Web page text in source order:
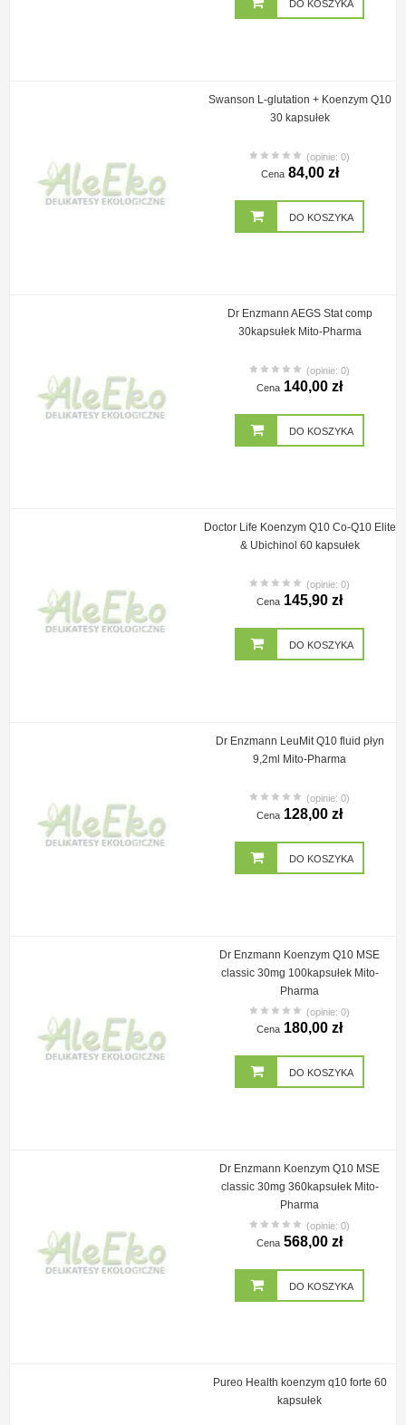
DO KOSZYKA
Swanson L-glutation + Koenzym Q10
30 kapsułek
(opinie: 0)
Cena 84,00 zł
DO KOSZYKA
Dr Enzmann AEGS Stat comp
30kapsułek Mito-Pharma
(opinie: 0)
Cena 140,00 zł
DO KOSZYKA
Doctor Life Koenzym Q10 Co-Q10 Elite
& Ubichinol 60 kapsułek
(opinie: 0)
Cena 145,90 zł
DO KOSZYKA
Dr Enzmann LeuMit Q10 fluid płyn
9,2ml Mito-Pharma
(opinie: 0)
Cena 128,00 zł
DO KOSZYKA
Dr Enzmann Koenzym Q10 MSE
classic 30mg 100kapsułek Mito-
Pharma
(opinie: 0)
Cena 180,00 zł
DO KOSZYKA
Dr Enzmann Koenzym Q10 MSE
classic 30mg 360kapsułek Mito-
Pharma
(opinie: 0)
Cena 568,00 zł
DO KOSZYKA
Pureo Health koenzym q10 forte 60
kapsułek